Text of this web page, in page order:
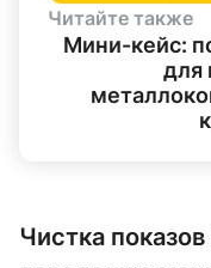
Читайте также
Мини-кейс:
для
Чистка